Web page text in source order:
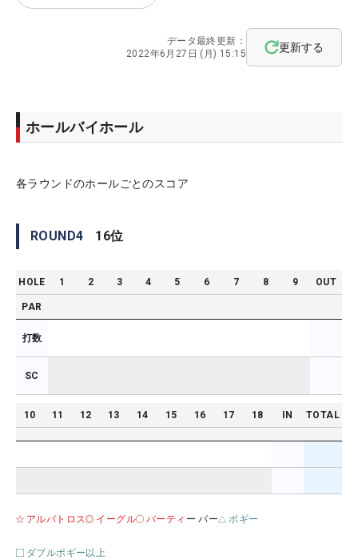
データ最終更新：
2022年6月27日 (月) 15:15
更新する
ホールバイホール
各ラウンドのホールごとのスコア
ROUND4 16位
HOLE 1 2 3 4 5 6 7 8 9 OUT
PAR
打数
SC
10 11 12 13 14 15 16 17 18 IN TOTAL
アルバトロス イーグル バーティ ー パー ボギー
ダブルボギー以上